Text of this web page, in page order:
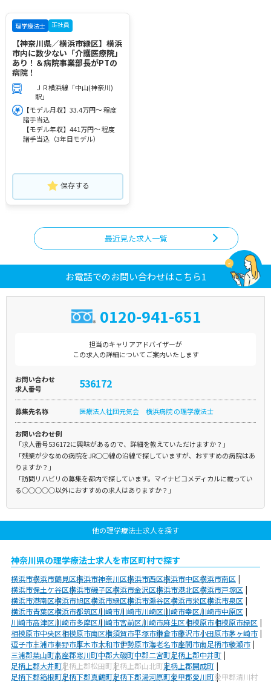
理学療法士 正社員
【神奈川県／横浜市緑区】横浜
市内に数少ない「介護医療院」
あり！＆病院事業部長がPTの
病院！
ＪＲ横浜線「中山(神奈川)
駅」
【モデル月収】33.4万円～ 程度
諸手当込
【モデル年収】441万円～ 程度
諸手当込（3年目モデル）
保存する
最近見た求人一覧
お電話でのお問い合わせはこちら1
0120-941-651
担当のキャリアアドバイザーが
この求人の詳細についてご案内いたします
お問い合わせ
求人番号
536172
募集先名称 医療法人社団元気会 横浜病院 の理学療法士
お問い合わせ例
「求人番号536172に興味があるので、詳細を教えていただけますか？」
「残業が少なめの病院をJR○○線の沿線で探していますが、おすすめの病院はあ
りますか？」
「訪問リハビリの募集を都内で探しています。マイナビコメディカルに載ってい
る○○○○○以外におすすめの求人はありますか？」
他の理学療法士求人を探す
神奈川県の理学療法士求人を市区町村で探す
横浜市横浜市鶴見区横浜市神奈川区横浜市西区横浜市中区横浜市南区
横浜市保土ケ谷区横浜市磯子区横浜市金沢区横浜市港北区横浜市戸塚区
横浜市港南区横浜市旭区横浜市緑区横浜市瀬谷区横浜市栄区横浜市泉区
横浜市青葉区横浜市都筑区川崎市川崎市川崎区川崎市幸区川崎市中原区
川崎市高津区川崎市多摩区川崎市宮前区川崎市麻生区相模原市相模原市緑区
相模原市中央区相模原市南区横須賀市平塚市鎌倉市藤沢市小田原市茅ヶ崎市
逗子市三浦市秦野市厚木市大和市伊勢原市海老名市座間市南足柄市綾瀬市
三浦郡葉山町高座郡寒川町中郡大磯町中郡二宮町足柄上郡中井町
足柄上郡大井町足柄上郡松田町足柄上郡山北町足柄上郡開成町
足柄下郡箱根町足柄下郡真鶴町足柄下郡湯河原町愛甲郡愛川町愛甲郡清川村